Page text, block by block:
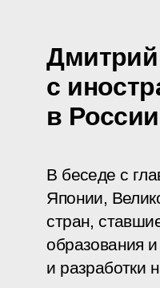
Дмитрий
с
в России
В беседе с
Японии,
стран,
образования
и разработки